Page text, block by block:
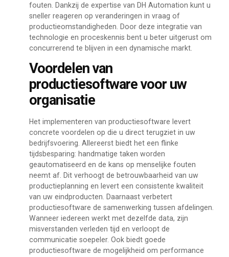
fouten. Dankzij de expertise van DH Automation kunt u
sneller reageren op veranderingen in vraag of
productieomstandigheden. Door deze integratie van
technologie en proceskennis bent u beter uitgerust om
concurrerend te blijven in een dynamische markt.
Voordelen van
productiesoftware voor uw
organisatie
Het implementeren van productiesoftware levert
concrete voordelen op die u direct terugziet in uw
bedrijfsvoering. Allereerst biedt het een flinke
tijdsbesparing: handmatige taken worden
geautomatiseerd en de kans op menselijke fouten
neemt af. Dit verhoogt de betrouwbaarheid van uw
productieplanning en levert een consistente kwaliteit
van uw eindproducten. Daarnaast verbetert
productiesoftware de samenwerking tussen afdelingen.
Wanneer iedereen werkt met dezelfde data, zijn
misverstanden verleden tijd en verloopt de
communicatie soepeler. Ook biedt goede
productiesoftware de mogelijkheid om performance